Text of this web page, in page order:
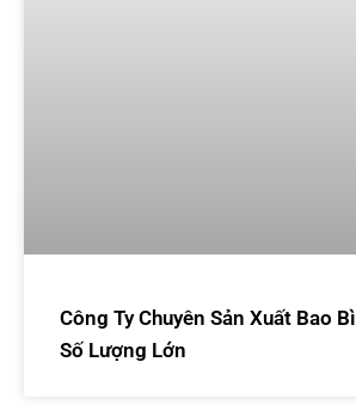
Công Ty Chuyên Sản Xuất Bao
Số Lượng Lớn